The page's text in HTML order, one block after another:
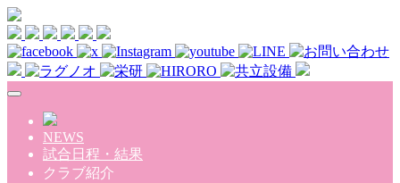
Skip to main content
NEWS
試合日程・結果
クラブ紹介